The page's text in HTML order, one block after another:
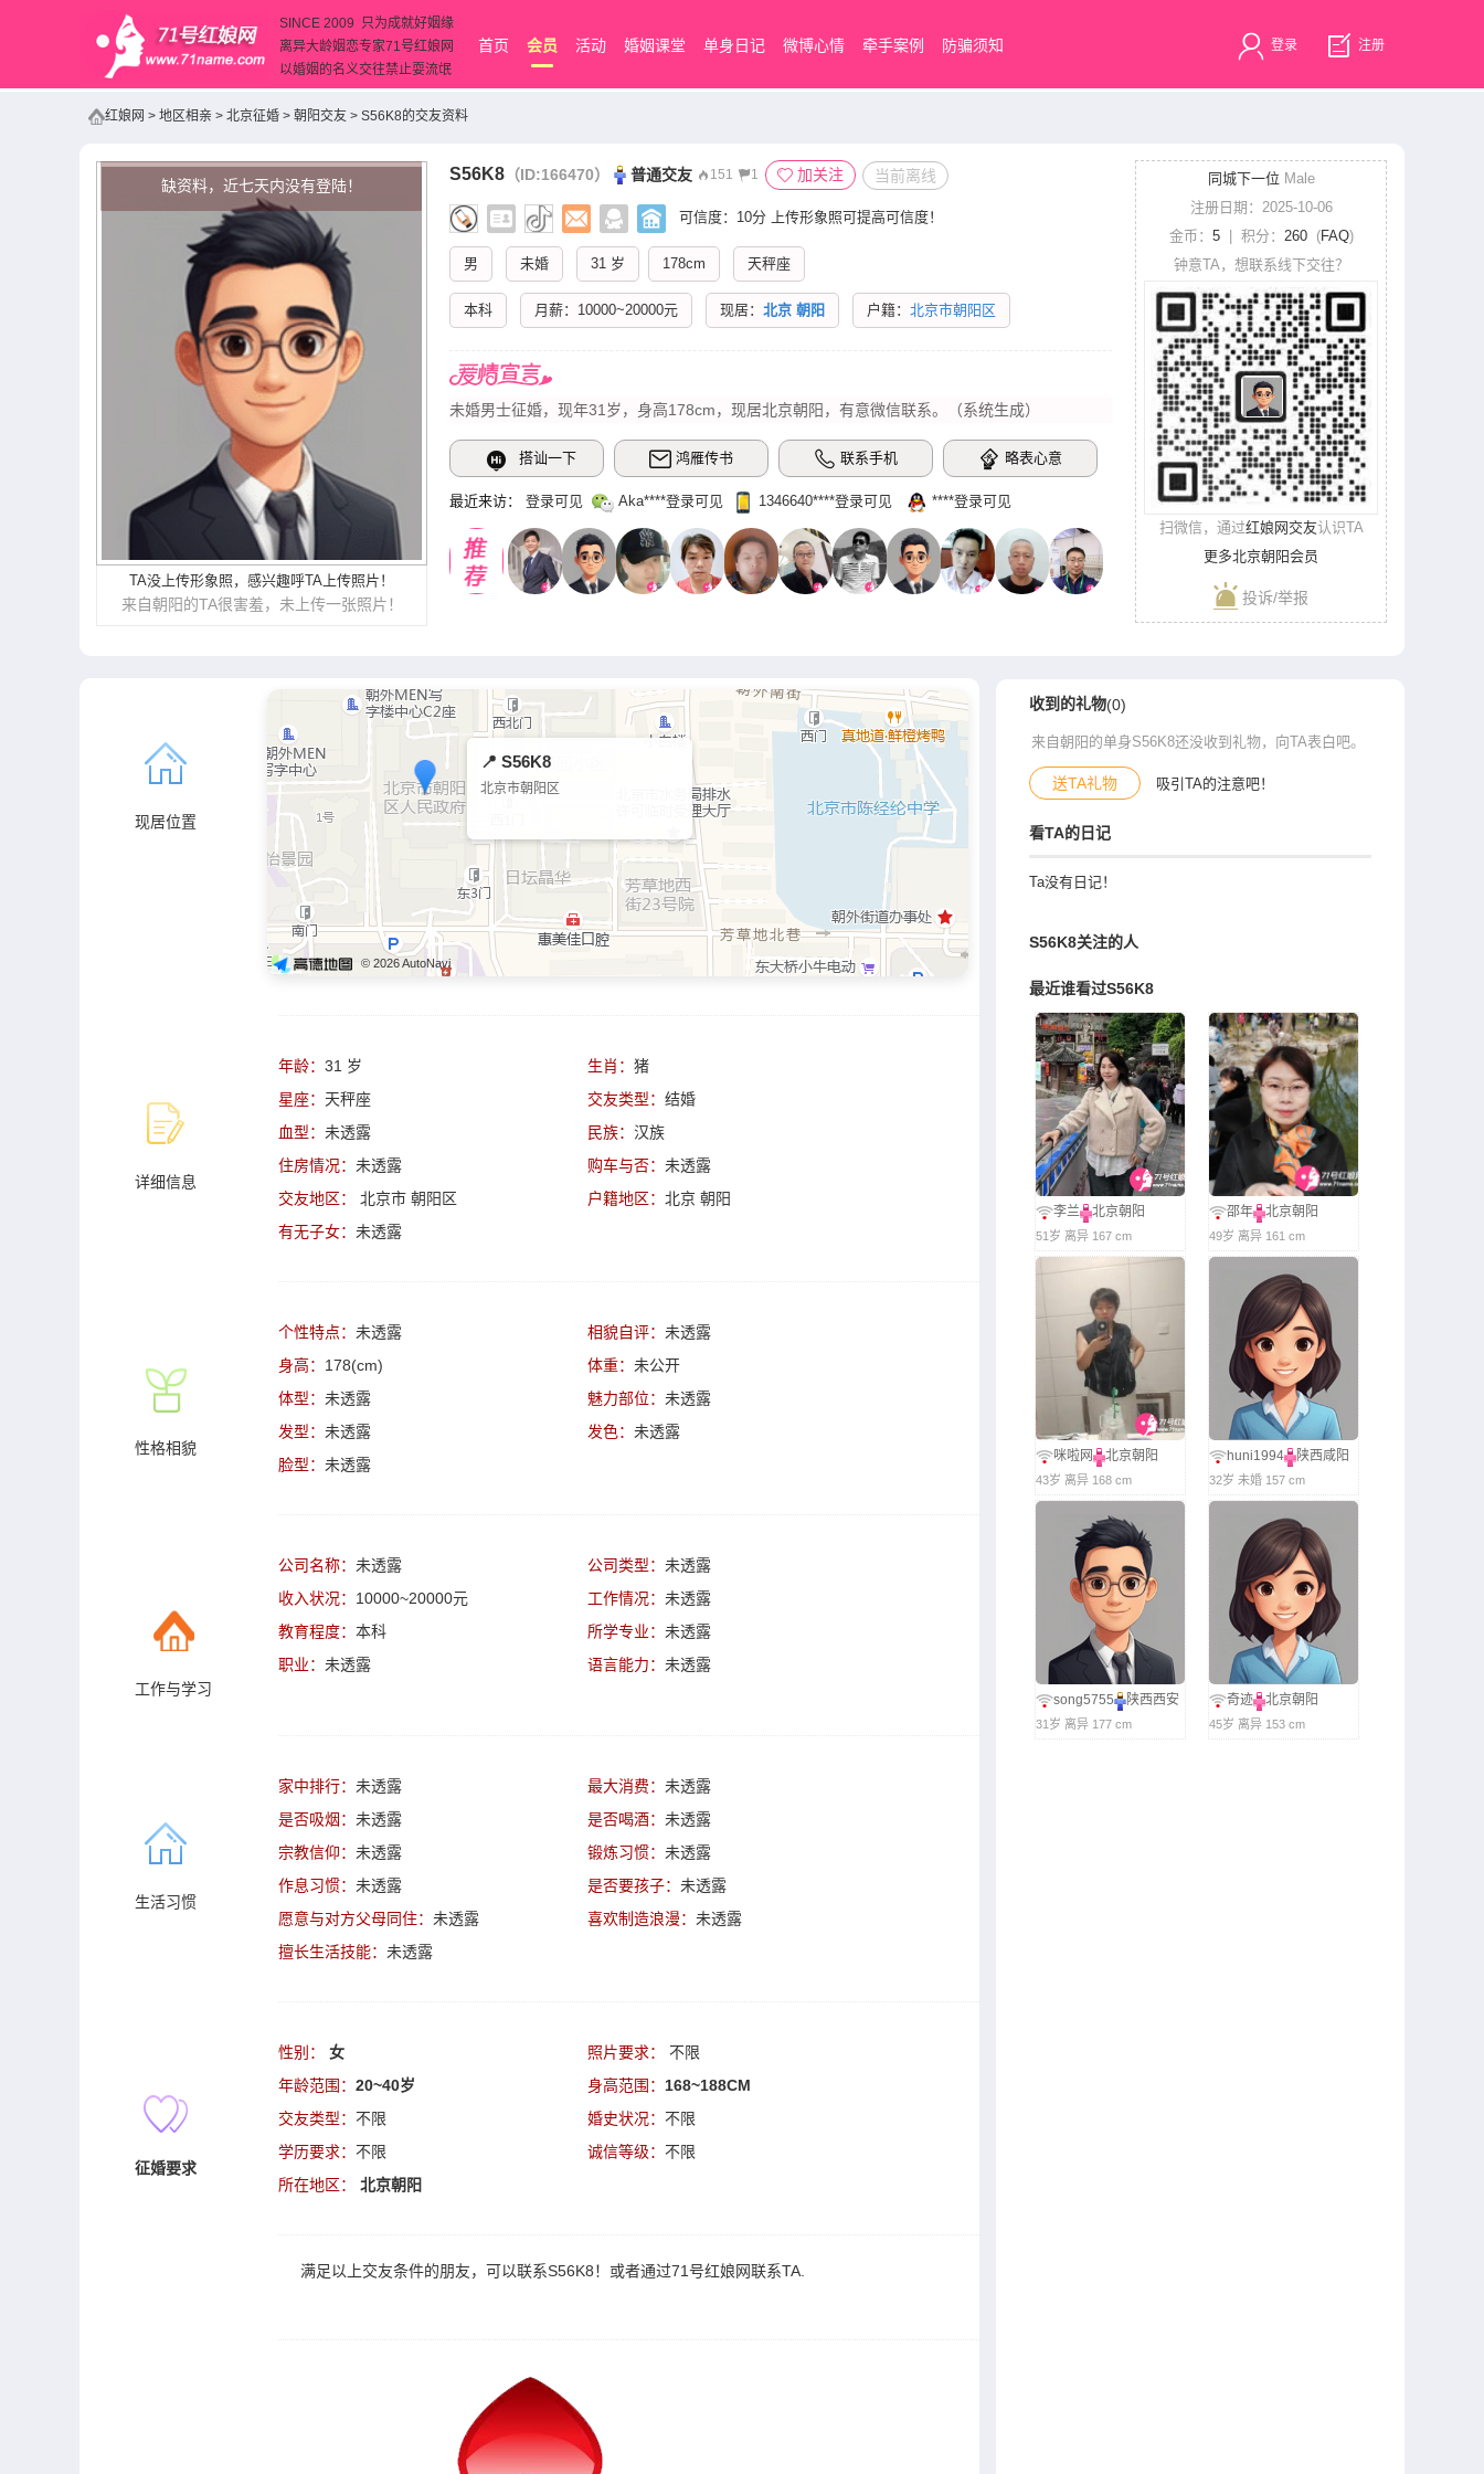
SINCE 2009 只为成就好姻缘
离异大龄姻恋专家71号红娘网
以婚姻的名义交往禁止耍流氓
首页 会员 活动 婚姻课堂 单身日记 微博心情 牵手案例 防骗须知 登录 注册
红娘网 > 地区相亲 > 北京征婚 > 朝阳交友 > S56K8的交友资料
缺资料，近七天内没有登陆！
TA没上传形象照 ， 感兴趣呼TA上传照片 ！
来自朝阳的TA很害羞，未上传一张照片！
S56K8 （ID:166470） 普通交友 151 1 加关注 当前离线
可信度：10分 上传形象照可提高可信度！
男 未婚 31 岁 178cm 天秤座
本科 月薪：10000~20000元 现居： 北京 朝阳 户籍： 北京市朝阳区
未婚男士征婚，现年31岁，身高178cm，现居北京朝阳，有意微信联系。（系统生成）
搭讪一下 鸿雁传书 联系手机 略表心意
最近来访： 登录可见 Aka‌****登录可见 1346640‌****‌登录可见 ‌****‌登录可见
同城下一位 Male
注册日期：2025-10-06
金币： 5| 积分： 260(FAQ)
钟意TA，想联系线下交往？
扫微信，通过红娘网交友认识TA
更多北京朝阳会员
投诉/举报
现居位置
📍 S56K8
北京市朝阳区
© 2026 AutoNavi
详细信息
年龄： 31 岁 生肖： 猪
星座： 天秤座 交友类型： 结婚
血型： 未透露 民族： 汉族
住房情况： 未透露 购车与否： 未透露
交友地区：
北京市 朝阳区 户籍地区： 北京 朝阳
有无子女： 未透露
性格相貌
个性特点： 未透露 相貌自评： 未透露
身高： 178(cm) 体重： 未公开
体型： 未透露 魅力部位： 未透露
发型： 未透露 发色： 未透露
脸型： 未透露
工作与学习
公司名称： 未透露 公司类型： 未透露
收入状况： 10000~20000元 工作情况： 未透露
教育程度： 本科 所学专业： 未透露
职业： 未透露 语言能力： 未透露
生活习惯
家中排行： 未透露 最大消费： 未透露
是否吸烟： 未透露 是否喝酒： 未透露
宗教信仰： 未透露 锻炼习惯： 未透露
作息习惯： 未透露 是否要孩子： 未透露
愿意与对方父母同住： 未透露 喜欢制造浪漫： 未透露
擅长生活技能： 未透露
征婚要求
性别： 女 照片要求：
不限
年龄范围： 20~40岁 身高范围： 168~188CM
交友类型： 不限 婚史状况： 不限
学历要求： 不限 诚信等级： 不限
所在地区：
北京朝阳
满足以上交友条件的朋友，可以联系S56K8！或者通过71号红娘网联系TA
收到的礼物(0)
来自朝阳的单身S56K8还没收到礼物，向TA表白吧。
送TA礼物 吸引TA的注意吧！
看TA的日记
Ta没有日记！
S56K8关注的人
最近谁看过S56K8
李兰 北京朝阳
51岁 离异 167 cm
邵年 北京朝阳
49岁 离异 161 cm
咪啦网 北京朝阳
43岁 离异 168 cm
huni1994 陕西咸阳
32岁 未婚 157 cm
song5755 陕西西安
31岁 离异 177 cm
奇迹 北京朝阳
45岁 离异 153 cm